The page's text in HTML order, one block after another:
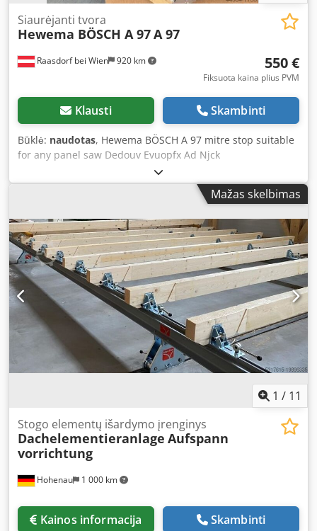
Raasdorf bei Wien 920 km
Siaurėjanti tvora
Hewema BÖSCH A 97A 97
550 €
Fiksuota kaina plius PVM
Klausti Skambinti
Būklė: naudotas, Hewema BÖSCH A 97 mitre stop suitable
for any panel saw Dedouv Evuopfx Ad Njck
Mažas skelbimas
1 / 11
Hohenau 1 000 km
Stogo elementų išardymo įrenginys
Dachelementieranlage Aufspann
vorrichtung
Kainos informacija Skambinti